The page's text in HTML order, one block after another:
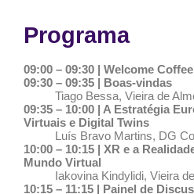
Programa
09:00 – 09:30 | Welcome Coffee
09:30 – 09:35 | Boas-vindas
Tiago Bessa, Vieira de
09:35 – 10:00 | A Estratégia
Virtuais e Digital Twins
Luís Bravo Martins, DG
10:00 – 10:15 | XR e a
Mundo Virtual
Iakovina Kindylidi, Vieira
10:15 – 11:15 | Painel de